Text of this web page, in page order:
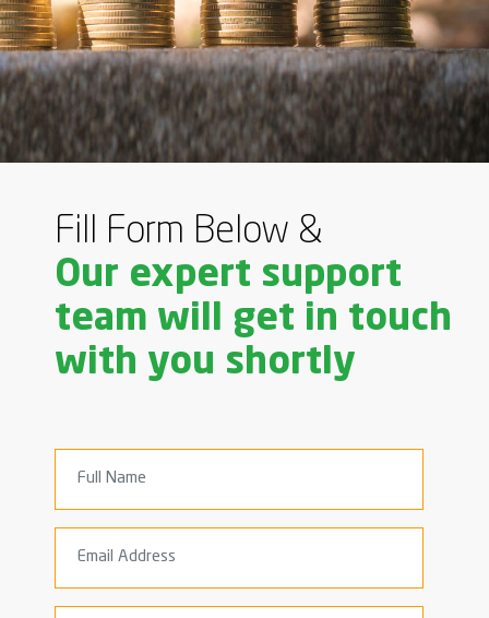
Fill Form Below &
Our expert support
team will get in touch
with you shortly